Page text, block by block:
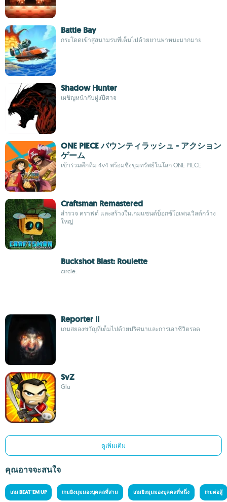
Battle Bay
กระโดดเข้าสู่สนามรบที่เต็มไปด้วยยานพาหนะมากมาย
Shadow Hunter
เผชิญหน้ากับฝูงปีศาจ
ONE PIECE バウンティラッシュ - アクション
ゲーム
เข้าร่วมศึกทีม 4v4 พร้อมชิงขุมทรัพย์ในโลก ONE PIECE
Craftsman Remastered
สำรวจ คราฟต์ และสร้างในเกมแซนด์บ็อกซ์โอเพนเวิลด์กว้าง
ใหญ่
Buckshot Blast: Roulette
circle.
Reporter II
เกมสยองขวัญที่เต็มไปด้วยปริศนาและการเอาชีวิตรอด
SvZ
Glu
ดูเพิ่มเติม
คุณอาจจะสนใจ
เกม BEAT 'EM UP เกมยิงมุมมองบุคคลที่สาม เกมยิงมุมมองบุคคลที่หนึ่ง เกมต่อสู้